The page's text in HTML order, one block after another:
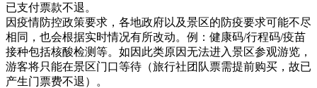
已支付票款不退。
因疫情防控政策要求，各地政府以及景区的防疫要求可能不尽
相同，也会根据实时情况有所改动。例：健康码/行程码/疫苗
接种包括核酸检测等。如因此类原因无法进入景区参观游览，
游客将只能在景区门口等待（旅行社团队票需提前购买，故已
产生门票费不退）。